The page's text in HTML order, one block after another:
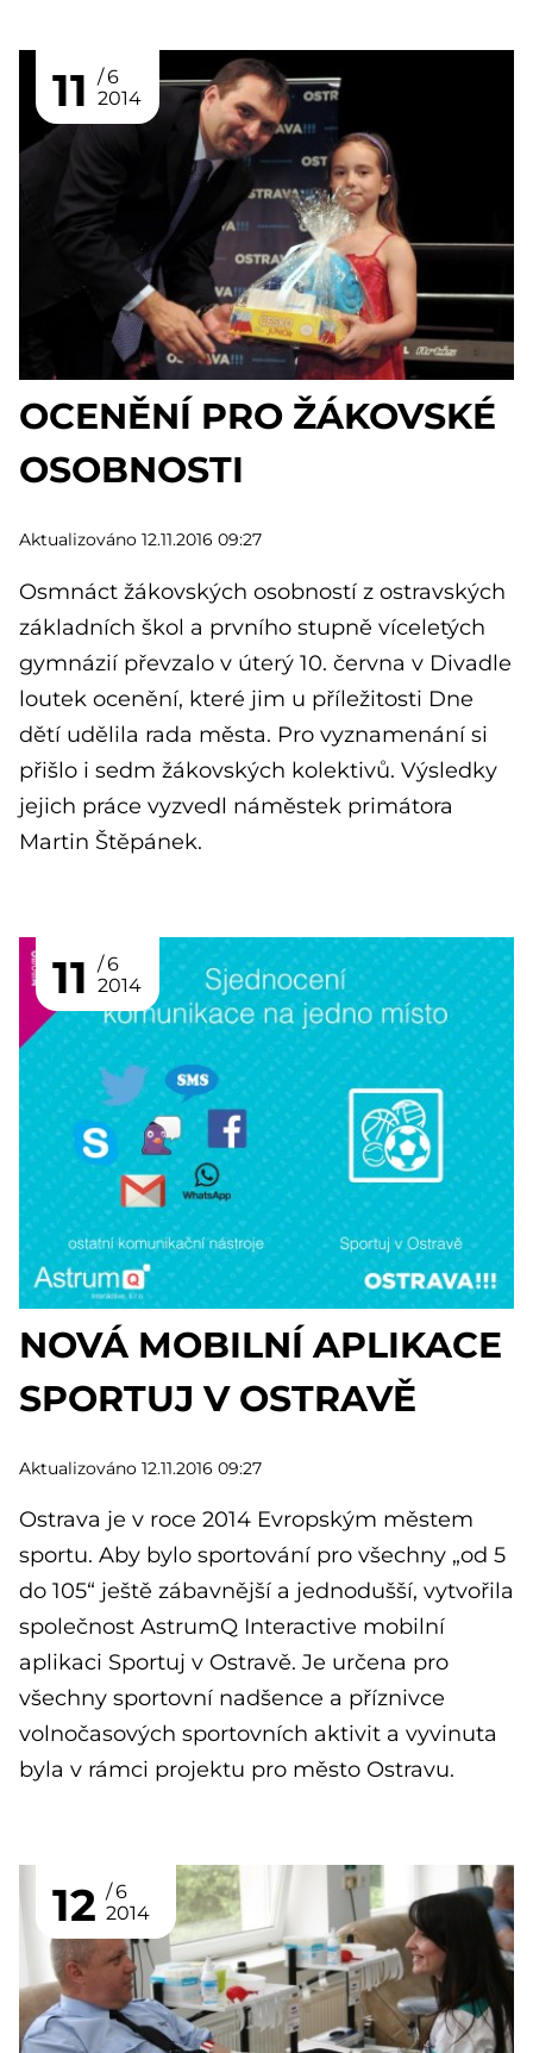
11
6
2014
OCENĚNÍ PRO ŽÁKOVSKÉ
OSOBNOSTI
Aktualizováno 12.11.2016 09:27
Osmnáct žákovských osobností z ostravských
základních škol a prvního stupně víceletých
gymnázií převzalo v úterý 10. června v Divadle
loutek ocenění, které jim u příležitosti Dne
dětí udělila rada města. Pro vyznamenání si
přišlo i sedm žákovských kolektivů. Výsledky
jejich práce vyzvedl náměstek primátora
Martin Štěpánek.
11
6
2014
NOVÁ MOBILNÍ APLIKACE
SPORTUJ V OSTRAVĚ
Aktualizováno 12.11.2016 09:27
Ostrava je v roce 2014 Evropským městem
sportu. Aby bylo sportování pro všechny „od 5
do 105“ ještě zábavnější a jednodušší, vytvořila
společnost AstrumQ Interactive mobilní
aplikaci Sportuj v Ostravě. Je určena pro
všechny sportovní nadšence a příznivce
volnočasových sportovních aktivit a vyvinuta
byla v rámci projektu pro město Ostravu.
12
6
2014